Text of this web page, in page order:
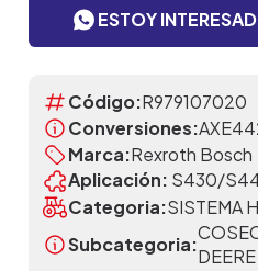
ESTOY
Código:R979107020
Conversiones:
Marca:Rexroth Bosch
Aplicación: S430/
Categoria:SISTEMA
Subcategoria:
DEERE